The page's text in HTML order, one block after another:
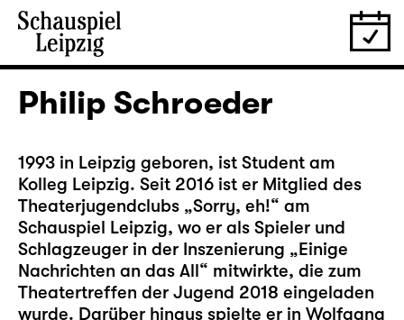
Philip Schroeder
1993 in Leipzig geboren, ist Student am
Kolleg Leipzig. Seit 2016 ist er Mitglied des
Theaterjugendclubs „Sorry, eh!“ am
Schauspiel Leipzig, wo er als Spieler und
Schlagzeuger in der Inszenierung „Einige
Nachrichten an das All“ mitwirkte, die zum
Theatertreffen der Jugend 2018 eingeladen
wurde. Darüber hinaus spielte er in Wolfgang